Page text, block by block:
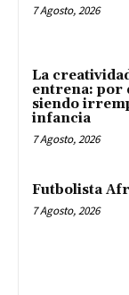
7 Agosto, 2026
La
entrena: por
siendo
infancia
7 Agosto, 2026
Futbolista
7 Agosto, 2026